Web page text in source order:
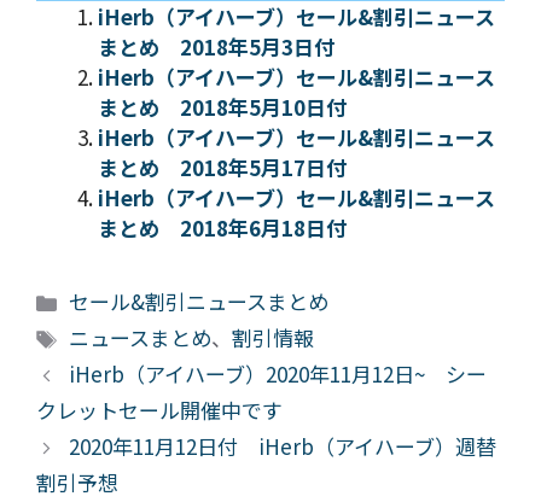
iHerb（アイハーブ）セール&割引ニュース
まとめ 2018年5月3日付
iHerb（アイハーブ）セール&割引ニュース
まとめ 2018年5月10日付
iHerb（アイハーブ）セール&割引ニュース
まとめ 2018年5月17日付
iHerb（アイハーブ）セール&割引ニュース
まとめ 2018年6月18日付
カ
テ
ゴ
リ
ー
セール&割引ニュースまとめ
タ
グ
ニュースまとめ、割引情報
iHerb（アイハーブ）2020年11月12日~ シー
クレットセール開催中です
2020年11月12日付 iHerb（アイハーブ）週替
割引予想